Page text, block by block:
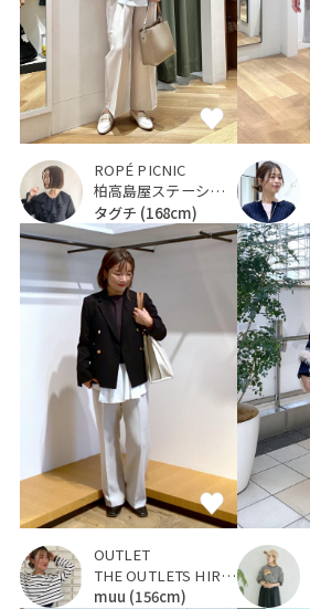
ROPÉ PICNIC
柏高島屋ステーションモール
タグチ (168cm)
OUTLET
THE OUTLETS HIROSHIMA
muu (156cm)